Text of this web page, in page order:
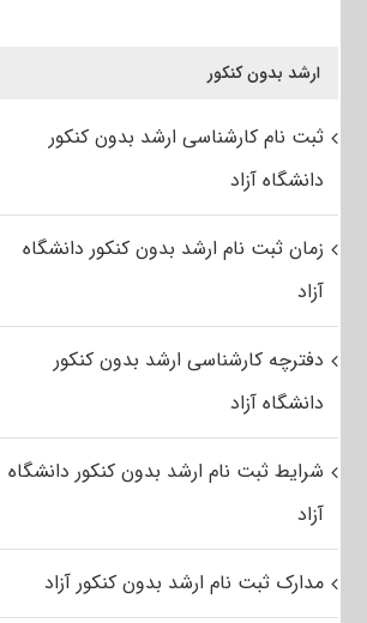
ارشد بدون کنکور
ثبت نام کارشناسی ارشد بدون کنکور
دانشگاه آزاد
زمان ثبت نام ارشد بدون کنکور دانشگاه
آزاد
دفترچه کارشناسی ارشد بدون کنکور
دانشگاه آزاد
شرایط ثبت نام ارشد بدون کنکور دانشگاه
آزاد
مدارک ثبت نام ارشد بدون کنکور آزاد